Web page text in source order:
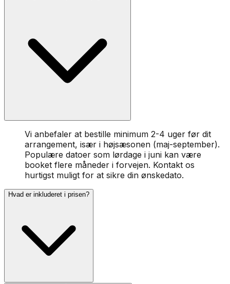
Vi anbefaler at bestille minimum 2-4 uger før dit
arrangement, især i højsæsonen (maj-september).
Populære datoer som lørdage i juni kan være
booket flere måneder i forvejen. Kontakt os
hurtigst muligt for at sikre din ønskedato.
Hvad er inkluderet i prisen?